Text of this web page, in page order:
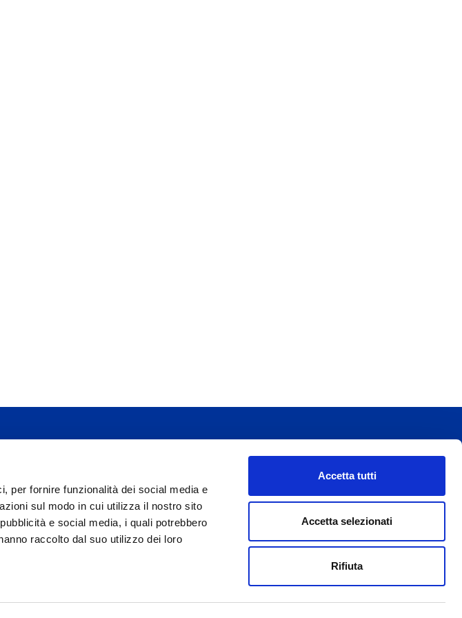
per fornire funzionalità dei social media e
sul modo in cui utilizza il nostro sito
e social media, i quali potrebbero
raccolto dal suo utilizzo dei loro
Accetta tutti
Accetta selezionati
Rifiuta
Ignas Tour S.p.A., Largo Cesare Battisti, 28 - 39044 Egna (BZ) -
Cesare Battisti, 28 - 39044 Egna (BZ) - Italia, P.IVA: 01652670215.
Capitale sociale 120.000,00€ interamente versato, Camera di
Commercio Industria Artigianato e Agricoltura di Bolzano, BZ-